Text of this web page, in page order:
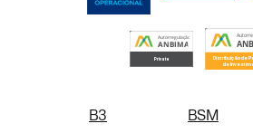
B3 BSM